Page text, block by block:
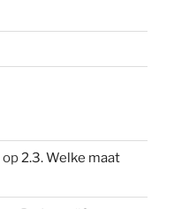
op2.3. Welke maat